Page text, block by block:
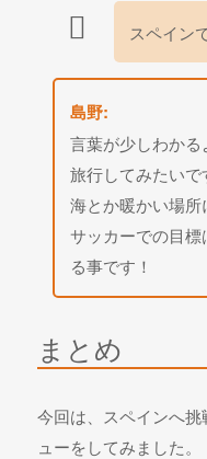
スペイン
島野:
言葉が少しわか
旅行してみたいで
海とか暖かい場所
サッカーでの目
る事です！
まとめ
今回は、スペインへ
ューをしてみました。